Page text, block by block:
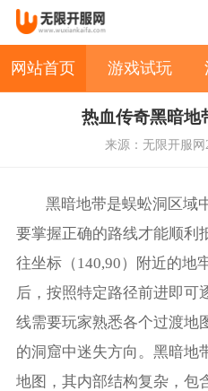
网站首页 游戏试玩
热血传奇黑暗地
来源：无限开服网
黑暗地带是蜈蚣洞区域
要掌握正确的路线才能顺利
往坐标（140,90）附近的地
后，按照特定路径前进即可
线需要玩家熟悉各个过渡地
的洞窟中迷失方向。黑暗地
地图，其内部结构复杂，包